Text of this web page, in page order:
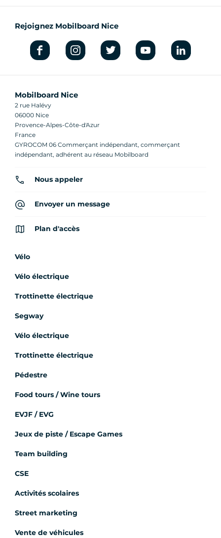
Rejoignez Mobilboard Nice
Mobilboard Nice
2 rue Halévy
06000 Nice
Provence-Alpes-Côte-d'Azur
France
GYROCOM 06 Commerçant indépendant, commerçant
indépendant, adhérent au réseau Mobilboard
Nous appeler
Envoyer un message
Plan d'accès
Vélo
Vélo électrique
Trottinette électrique
Segway
Vélo électrique
Trottinette électrique
Pédestre
Food tours / Wine tours
EVJF / EVG
Jeux de piste / Escape Games
Team building
CSE
Activités scolaires
Street marketing
Vente de véhicules